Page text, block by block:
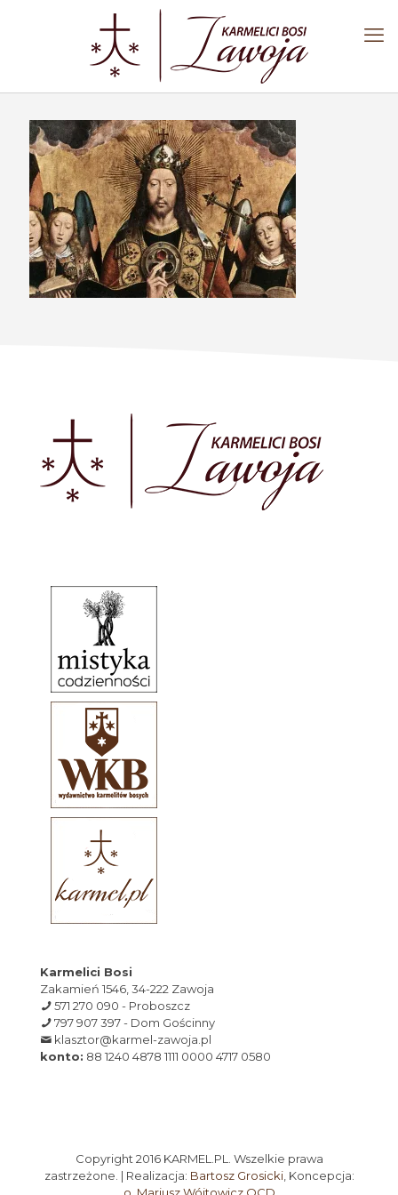
Karmelici Bosi
Zakamień 1546, 34-222 Zawoja
571 270 090 - Proboszcz
797 907 397 - Dom Gościnny
klasztor@karmel-zawoja.pl
konto: 88 1240 4878 1111 0000 4717 0580
Copyright 2016 KARMEL.PL. Wszelkie prawa
zastrzeżone. | Realizacja: Bartosz Grosicki, Koncepcja: